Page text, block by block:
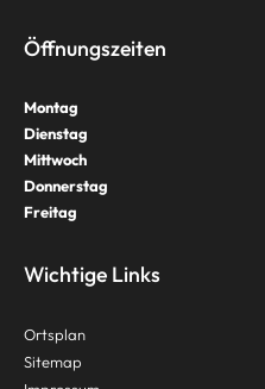
Öffnungszeiten
Montag
Dienstag
Mittwoch
Donnerstag
Freitag
Wichtige Links
Ortsplan
Sitemap